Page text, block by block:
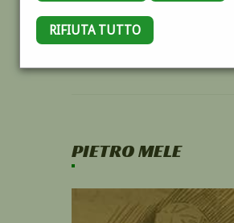
RIFIUTA TUTTO
PIETRO MELE